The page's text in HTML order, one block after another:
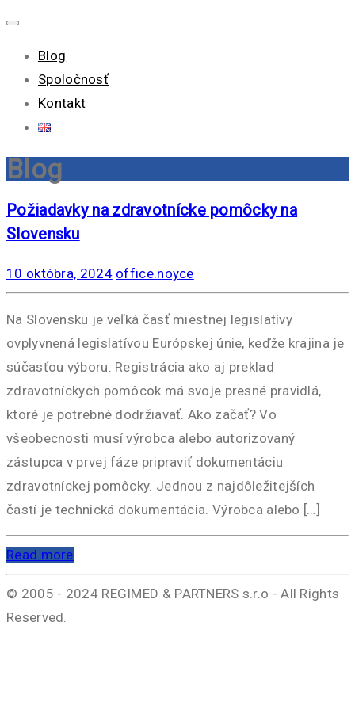
Blog
Spoločnosť
Kontakt
Blog
Požiadavky na zdravotnícke pomôcky na
Slovensku
10 októbra, 2024 office.noyce
Na Slovensku je veľká časť miestnej legislatívy
ovplyvnená legislatívou Európskej únie, keďže krajina je
súčasťou výboru. Registrácia ako aj preklad
zdravotníckych pomôcok má svoje presné pravidlá,
ktoré je potrebné dodržiavať. Ako začať? Vo
všeobecnosti musí výrobca alebo autorizovaný
zástupca v prvej fáze pripraviť dokumentáciu
zdravotníckej pomôcky. Jednou z najdôležitejších
častí je technická dokumentácia. Výrobca alebo […]
Read more
© 2005 - 2024 REGIMED & PARTNERS s.r.o - All Rights
Reserved.